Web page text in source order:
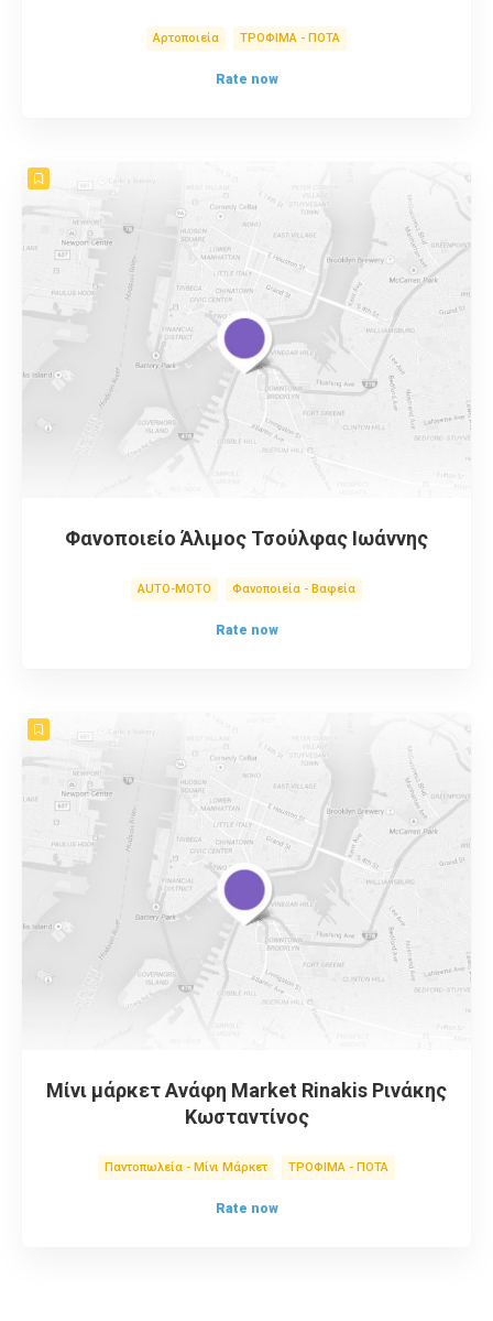
Αρτοποιεία ΤΡΟΦΙΜΑ - ΠΟΤΑ
Rate now
Φανοποιείο Άλιμος Τσούλφας Ιωάννης
AUTO-MOTO Φανοποιεία - Βαφεία
Rate now
Μίνι μάρκετ Ανάφη Market Rinakis Ρινάκης
Κωσταντίνος
Παντοπωλεία - Μίνι Μάρκετ ΤΡΟΦΙΜΑ - ΠΟΤΑ
Rate now